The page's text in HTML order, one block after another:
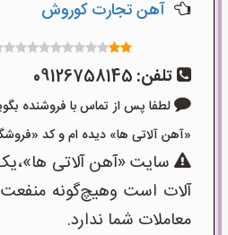
آهن تجارت کوروش
تلفن: 09126758145
لطفا پس از تماس با فروشنده
«آهن آلاتی ها» دیده ام و کد «فروشگاه-10531» را اعلام
سایت «آهن آلاتی
آلات است وهیچ‌گونه منفعت
معاملات شما ندارد.